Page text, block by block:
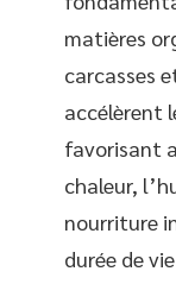
matières
carcasses
accélèrent
favorisant
chaleur,
nourriture
durée de